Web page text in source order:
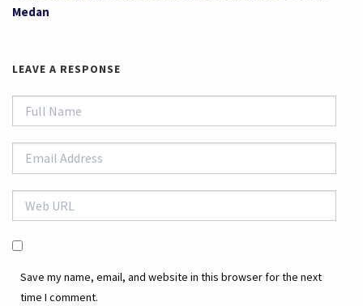
Medan
LEAVE A RESPONSE
Save my name, email, and website in this browser for the next
time I comment.